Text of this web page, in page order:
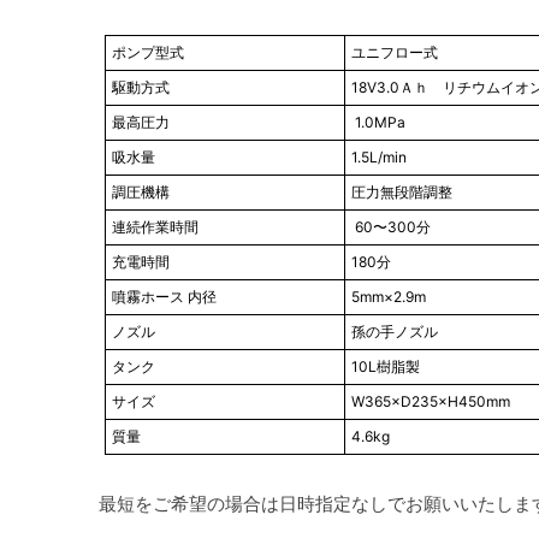
ポンプ型式
ユニフロー式
駆動方式
18V3.0Ａｈ リチウムイオ
最高圧力
1.0MPa
吸水量
1.5L/min
調圧機構
圧力無段階調整
連続作業時間
60〜300分
充電時間
180分
噴霧ホース 内径
5mm×2.9m
ノズル
孫の手ノズル
タンク
10L樹脂製
サイズ
W365×D235×H450mm
質量
4.6kg
最短をご希望の場合は日時指定なしでお願いいたしま